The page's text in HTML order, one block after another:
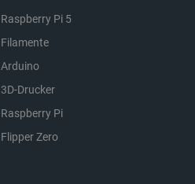
Raspberry Pi 5
Filamente
Arduino
3D-Drucker
Raspberry Pi
Flipper Zero